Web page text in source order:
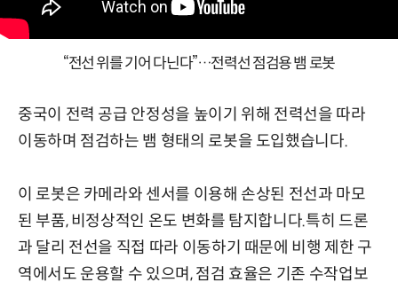
“전선 위를 기어 다닌다”…전력선 점검용 뱀 로봇
중국이 전력 공급 안정성을 높이기 위해 전력선을 따라
이동하며 점검하는 뱀 형태의 로봇을 도입했습니다.
이 로봇은 카메라와 센서를 이용해 손상된 전선과 마모
된 부품, 비정상적인 온도 변화를 탐지합니다.특히 드론
과 달리 전선을 직접 따라 이동하기 때문에 비행 제한 구
역에서도 운용할 수 있으며, 점검 효율은 기존 수작업보